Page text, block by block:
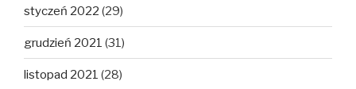
styczeń 2022 (29)
grudzień 2021 (31)
listopad 2021 (28)